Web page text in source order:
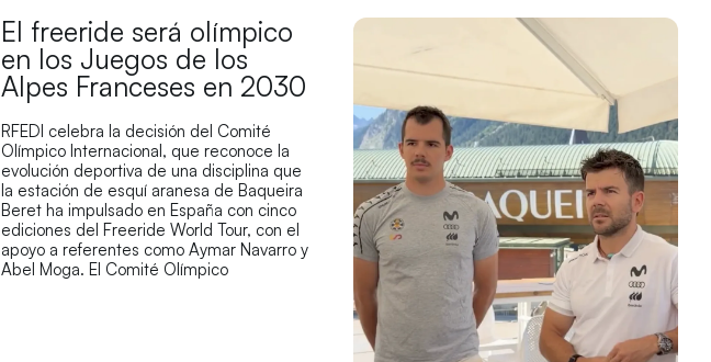
El freeride será olímpico
en los Juegos de los
Alpes Franceses en 2030
RFEDI celebra la decisión del Comité
Olímpico Internacional, que reconoce la
evolución deportiva de una disciplina que
la estación de esquí aranesa de Baqueira
Beret ha impulsado en España con cinco
ediciones del Freeride World Tour, con el
apoyo a referentes como Aymar Navarro y
Abel Moga. El Comité Olímpico